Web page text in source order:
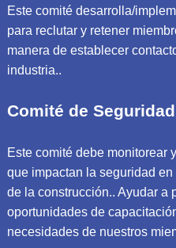
Este comité desarrolla/
para reclutar y retener
manera de establecer
industria..
Comité de
Este comité debe monitorear
que impactan la seguridad
de la construcción.. Ayudar a
oportunidades de
necesidades de nuestros